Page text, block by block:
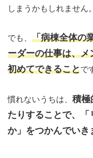
しまうかもしれません。
でも、 「病棟全体の
ーダーの仕事は、
初めてできることで
慣れないうちは、 積極
たりすることで、
か」をつかんでいき